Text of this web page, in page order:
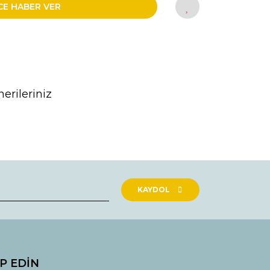
HABER VER
KAYDOL
EDİN